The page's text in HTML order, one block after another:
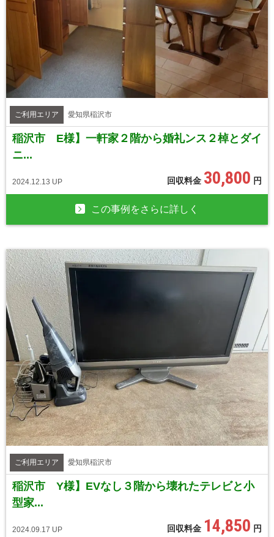
ご利用エリア 愛知県稲沢市
稲沢市 E様】一軒家２階から婚礼ンス２棹とダイ
ニ...
2024.12.13 UP 回収料金 30,800 円
この事例をさらに詳しく
ご利用エリア 愛知県稲沢市
稲沢市 Y様】EVなし３階から壊れたテレビと小
型家...
2024.09.17 UP 回収料金 14,850 円